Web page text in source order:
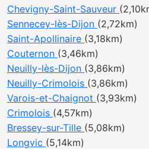
Chevigny-Saint-Sauveur
Sennecey-lès-Dijon (2,72km)
Saint-Apollinaire (3,18km)
Couternon (3,46km)
Neuilly-lès-Dijon (3,86km)
Neuilly-Crimolois (3,86km)
Varois-et-Chaignot (3,93km)
Crimolois (4,57km)
Bressey-sur-Tille (5,08km)
Longvic (5,14km)